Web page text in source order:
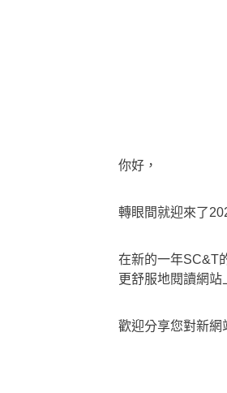
你好，
轉眼間就迎來了
在新的一年SC&T
更舒服地閱讀網
歡迎分享您對新網